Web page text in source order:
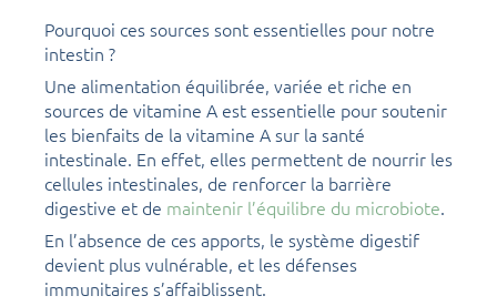
Pourquoi ces sources sont essentielles pour notre
intestin ?
Une alimentation équilibrée, variée et riche en
sources de vitamine A est essentielle pour soutenir
les bienfaits de la vitamine A sur la santé
intestinale. En effet, elles permettent de nourrir les
cellules intestinales, de renforcer la barrière
digestive et de maintenir l’équilibre du microbiote.
En l’absence de ces apports, le système digestif
devient plus vulnérable, et les défenses
immunitaires s’affaiblissent.